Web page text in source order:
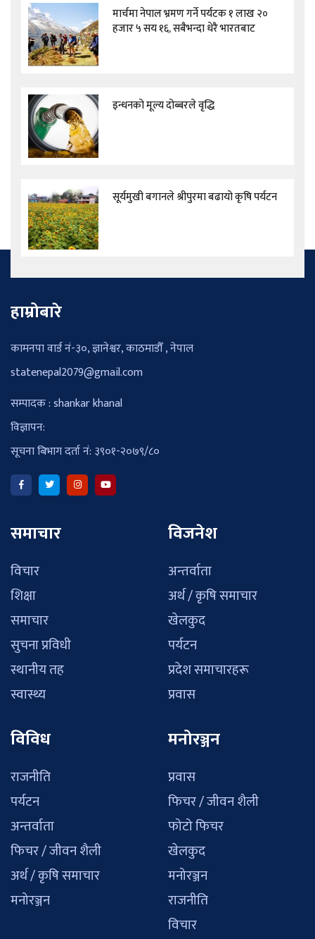
मार्चमा नेपाल भ्रमण गर्ने पर्यटक १ लाख २०
हजार ५ सय १६, सबैभन्दा धेरै भारतबाट
इन्धनको मूल्य दोब्बरले वृद्धि
सूर्यमुखी बगानले श्रीपुरमा बढायो कृषि पर्यटन
हाम्रोबारे
कामनपा वार्ड नं-३०, ज्ञानेश्वर, काठमाडौँ , नेपाल
statenepal2079@gmail.com
सम्पादक : shankar khanal
विज्ञापन:
सूचना बिभाग दर्ता नं: ३९०१-२०७९/८०
समाचार
विचार
शिक्षा
समाचार
सुचना प्रविधी
स्थानीय तह
स्वास्थ्य
विजनेश
अन्तर्वाता
अर्थ / कृषि समाचार
खेलकुद
पर्यटन
प्रदेश समाचारहरू
प्रवास
विविध
राजनीति
पर्यटन
अन्तर्वाता
फिचर / जीवन शैली
अर्थ / कृषि समाचार
मनोरञ्जन
मनोरञ्जन
प्रवास
फिचर / जीवन शैली
फोटो फिचर
खेलकुद
मनोरञ्जन
राजनीति
विचार